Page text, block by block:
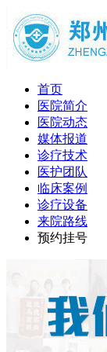
首页
医院简介
医院动态
媒体报道
诊疗技术
医护团队
临床案例
诊疗设备
来院路线
预约挂号